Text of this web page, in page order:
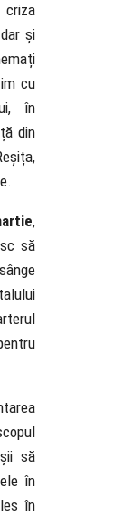
și
cu
în
din
,
să
să
în
în